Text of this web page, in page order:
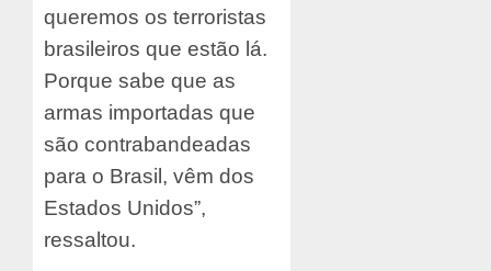
queremos os terroristas
brasileiros que estão lá.
Porque sabe que as
armas importadas que
são contrabandeadas
para o Brasil, vêm dos
Estados Unidos”,
ressaltou.